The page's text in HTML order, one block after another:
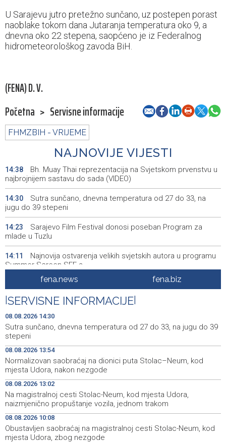
U Sarajevu jutro pretežno sunčano, uz postepen porast
naoblake tokom dana Jutaranja temperatura oko 9, a
dnevna oko 22 stepena, saopćeno je iz Federalnog
hidrometeorološkog zavoda BiH.
(FENA) D. V.
Početna > Servisne informacije
FHMZBIH - VRIJEME
NAJNOVIJE VIJESTI
14:38
Bh. Muay Thai reprezentacija na Svjetskom prvenstvu u
najbrojnijem sastavu do sada (VIDEO)
14:30
Sutra sunčano, dnevna temperatura od 27 do 33, na
jugu do 39 stepeni
14:23
Sarajevo Film Festival donosi poseban Program za
mlade u Tuzlu
14:11
Najnovija ostvarenja velikih svjetskih autora u programu
Summer Screen SFF-a
Izraelska vojska nastavlja napade na jugu Libana uprkos
prekidu vatre i pregovorima
14:01 Izraelske snage izvršile raciju u gradu na Zapadnoj obali
13:54
Normalizovan saobraćaj na dionici puta Stolac–Neum,
kod mjesta Udora, nakon nezgode
13:15
Vučić i Zelenski u Beogradu: Srbija podržava teritorijalni
integritet Ukrajine
13:02
Na magistralnoj cesti Stolac-Neum, kod mjesta Udora,
naizmjenično propuštanje vozila, jednom trakom
12:59
Više od 500 učesnika na Drinskoj regati od Modrana do
Goražda
fena.news fena.biz
SERVISNE INFORMACIJE
08.08.2026 14:30
Sutra sunčano, dnevna temperatura od 27 do 33, na jugu do 39
stepeni
08.08.2026 13:54
Normalizovan saobraćaj na dionici puta Stolac–Neum, kod
mjesta Udora, nakon nezgode
08.08.2026 13:02
Na magistralnoj cesti Stolac-Neum, kod mjesta Udora,
naizmjenično propuštanje vozila, jednom trakom
08.08.2026 10:08
Obustavljen saobraćaj na magistralnoj cesti Stolac-Neum, kod
mjesta Udora, zbog nezgode